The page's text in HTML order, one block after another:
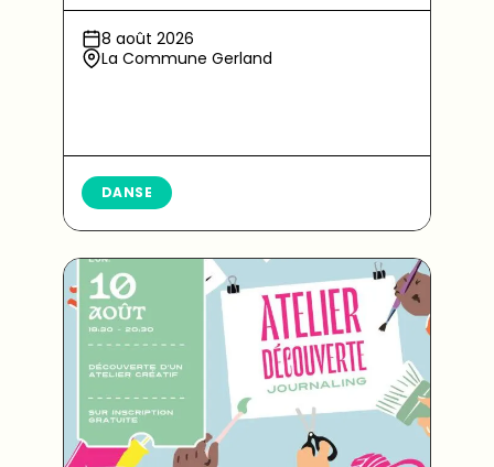
8 août 2026
La Commune Gerland
DANSE